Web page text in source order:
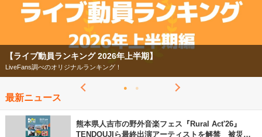
【ライブ動員ランキング 2026年上半期】
LiveFans調べのオリジナルランキング！
最新ニュース
熊本県人吉市の野外音楽フェス『Rural Act'26』
TENDOUJIら最終出演アーティストを解禁 被災地